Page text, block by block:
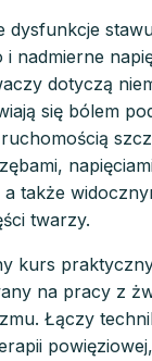
dysfunkcje
i nadmierne
dotyczą
się bólem
także
twarzy.
kurs
na pracy z
Łączy